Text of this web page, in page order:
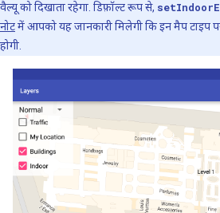
वैल्यू को दिखाता रहेगा. डिफ़ॉल्ट रूप से,
नोटमें आपको यह जानकारी मिलेगी कि इन मैप टाइप
होगी.